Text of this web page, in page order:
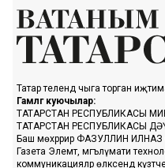
Татар телендә чыга торган
Гамәлгә куючылар:
ТАТАРСТАН РЕСПУБЛИКАСЫ
ТАТАРСТАН РЕСПУБЛИКАСЫ
Баш мөхәррир ФАЗУЛЛИН
Газета Элемтә, мәгълүмати
коммуникацияләр өлкәсендә